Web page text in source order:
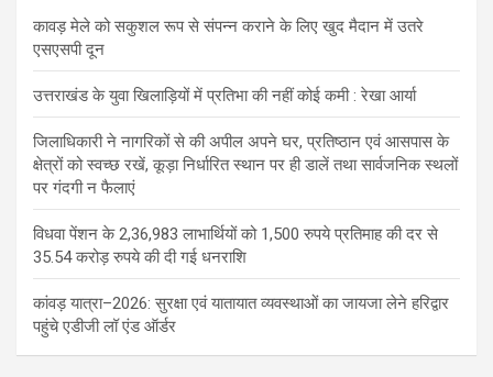
कावड़ मेले को सकुशल रूप से संपन्न कराने के लिए खुद मैदान में उतरे
एसएसपी दून
उत्तराखंड के युवा खिलाड़ियों में प्रतिभा की नहीं कोई कमी : रेखा आर्या
जिलाधिकारी ने नागरिकों से की अपील अपने घर, प्रतिष्ठान एवं आसपास के
क्षेत्रों को स्वच्छ रखें, कूड़ा निर्धारित स्थान पर ही डालें तथा सार्वजनिक स्थलों
पर गंदगी न फैलाएं
विधवा पेंशन के 2,36,983 लाभार्थियों को 1,500 रुपये प्रतिमाह की दर से
35.54 करोड़ रुपये की दी गई धनराशि
कांवड़ यात्रा–2026: सुरक्षा एवं यातायात व्यवस्थाओं का जायजा लेने हरिद्वार
पहुंचे एडीजी लॉ एंड ऑर्डर